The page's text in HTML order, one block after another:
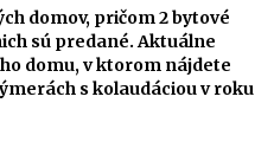
domov, pričom 2 bytové
sú predané. Aktuálne
domu, v ktorom nájdete
s kolaudáciou v roku